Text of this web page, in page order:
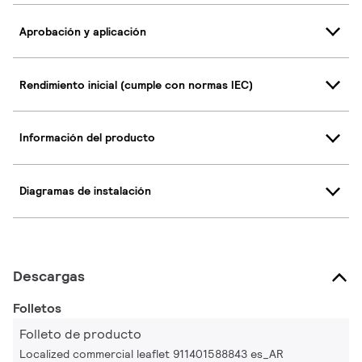
Aprobación y aplicación
Rendimiento inicial (cumple con normas IEC)
Información del producto
Diagramas de instalación
Descargas
Folletos
Folleto de producto
Localized commercial leaflet 911401588843 es_AR